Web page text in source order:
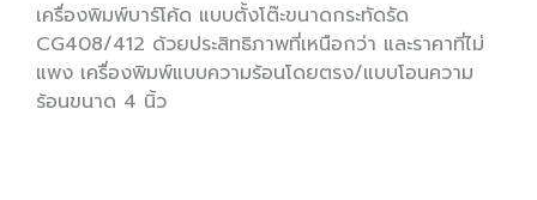
เครื่องพิมพ์บาร์โค้ด แบบตั้งโต๊ะขนาดกระทัดรัด
CG408/412 ด้วยประสิทธิภาพที่เหนือกว่า และราคาที่ไม่
แพง เครื่องพิมพ์แบบความร้อนโดยตรง/แบบโอนความ
ร้อนขนาด 4 นิ้ว